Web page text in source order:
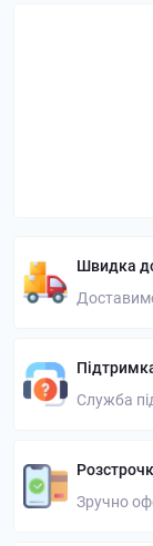
Швидка
Служба
Зручно